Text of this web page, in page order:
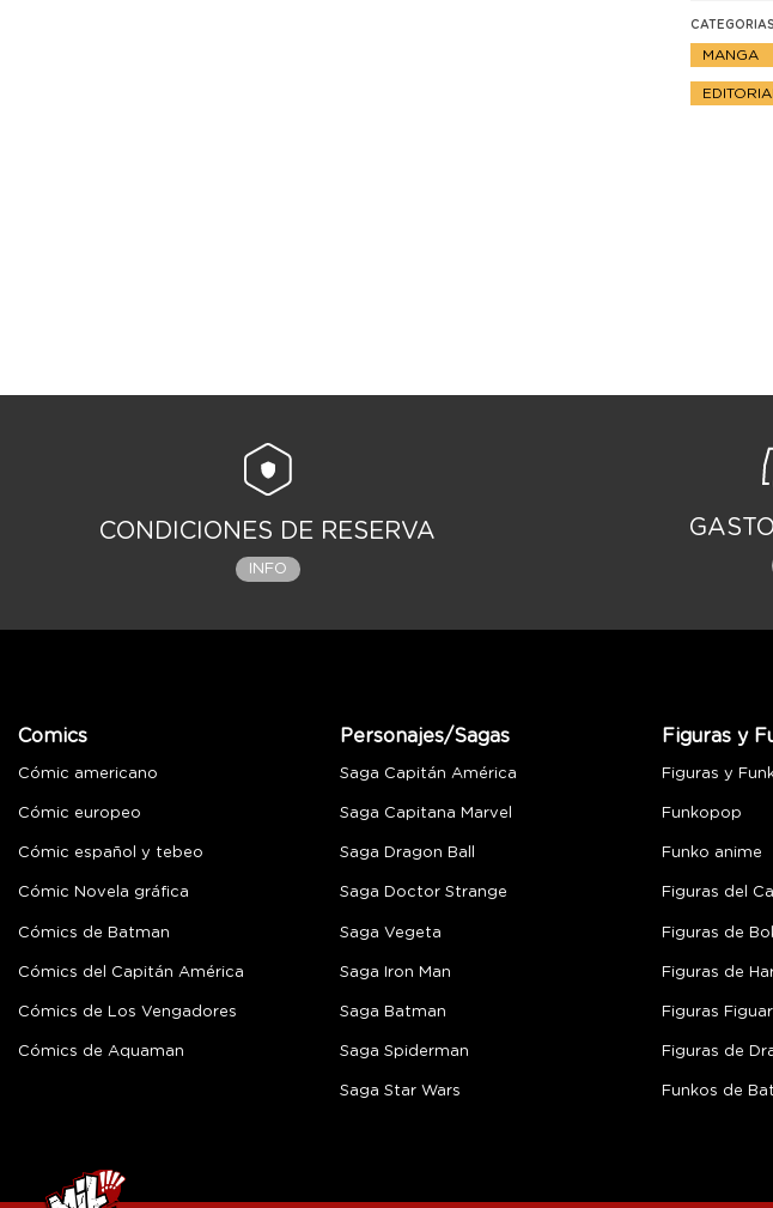
CATEGORIAS
MANGA
CONDICIONES DE RESERVA
INFO
Comics
Cómic americano
Cómic europeo
Cómic español y tebeo
Cómic Novela gráfica
Cómics de Batman
Cómics del Capitán América
Cómics de Los Vengadores
Cómics de Aquaman
Personajes/Sagas
Saga Capitán América
Saga Capitana Marvel
Saga Dragon Ball
Saga Doctor Strange
Saga Vegeta
Saga Iron Man
Saga Batman
Saga Spiderman
Saga Star Wars
Figuras y
Figuras y
Funkopop
Funko anime
Figuras del
Figuras de
Figuras de
Figuras
Figuras de
Funkos de